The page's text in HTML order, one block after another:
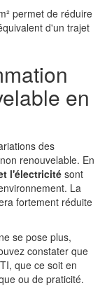
permet de réduire
d'un trajet
en
des
renouvelable. En
l'électricité sont
La
fortement réduite
se pose plus,
constater que
que ce soit en
ou de praticité.